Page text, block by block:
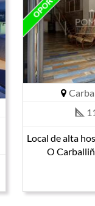
Local de alta
O